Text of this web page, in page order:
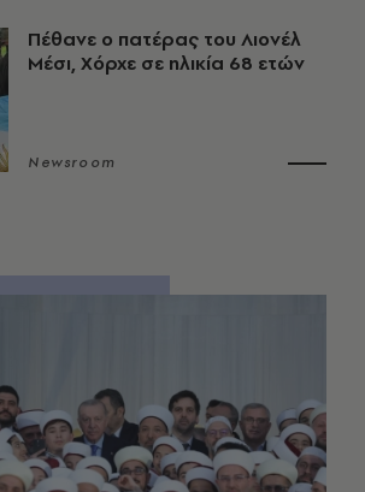
Πέθανε ο πατέρας του Λιονέλ
Μέσι, Χόρχε σε ηλικία 68 ετών
Newsroom